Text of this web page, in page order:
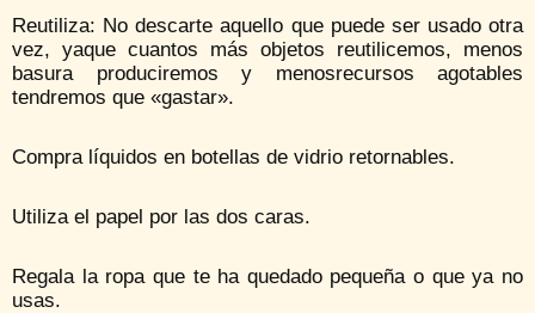
Reutiliza: No descarte aquello que puede ser usado otra
vez, yaque cuantos más objetos reutilicemos, menos
basura produciremos y menosrecursos agotables
tendremos que «gastar».
Compra líquidos en botellas de vidrio retornables.
Utiliza el papel por las dos caras.
Regala la ropa que te ha quedado pequeña o que ya no
usas.